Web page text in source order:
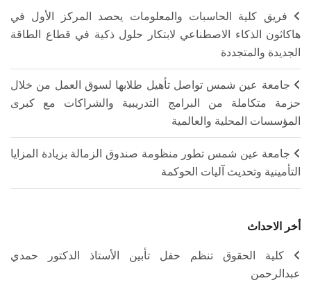
فريق كلية الحاسبات والمعلومات يحصد المركز الأول في
هاكاثون الذكاء الاصطناعي لابتكار حلول ذكية في قطاع الطاقة
الجديدة والمتجددة
جامعة عين شمس تواصل تأهيل طلابها لسوق العمل من خلال
حزمة متكاملة من البرامج التدريبية والشراكات مع كبرى
المؤسسات المحلية والعالمية
جامعة عين شمس تطور منظومة صندوق الزمالة بزيادة المزايا
التأمينية وتحديث آليات الحوكمة
أخر الاحداث
كلية الحقوق تنظم حفل تأبين الأستاذ الدكتور حمدي
عبدالرحمن